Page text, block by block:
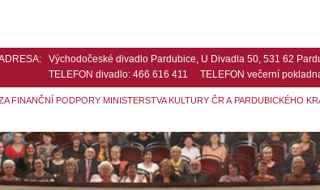
Východočeské divadlo Pardubice, U Divadla 50, 531 62
TELEFON divadlo: 466 616 411 TELEFON večerní
FINANČNÍ PODPORY MINISTERSTVA KULTURY ČR A PARDUBICKÉHO